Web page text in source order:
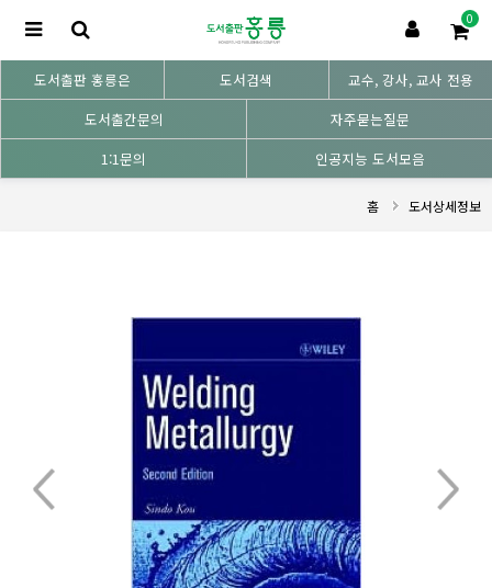
0
도서출판 홍릉은 도서검색
교수, 강사, 교사 전용
도서출간문의
자주묻는질문
1:1문의
인공지능 도서모음
홈 도서상세정보